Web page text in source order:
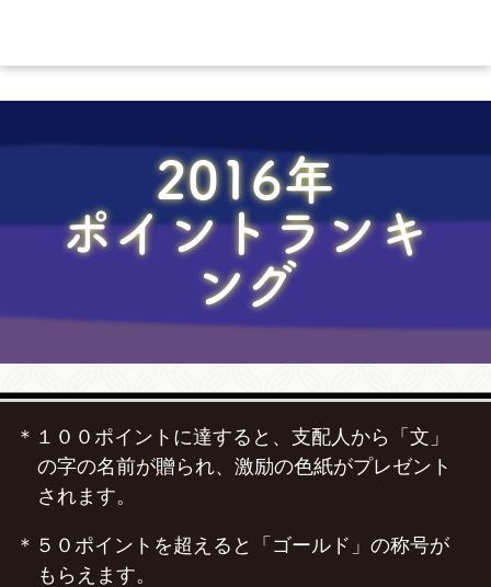
2016年
ポイントランキ
ング
１００ポイントに達すると、支配人から「文」
の字の名前が贈られ、激励の色紙がプレゼント
されます。
５０ポイントを超えると「ゴールド」の称号が
もらえます。